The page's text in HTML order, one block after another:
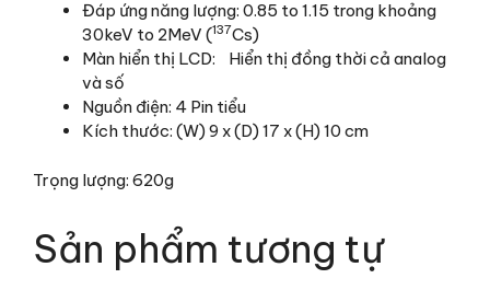
Đáp ứng năng lượng: 0.85 to 1.15 trong khoảng
30keV to 2MeV (137Cs)
Màn hiển thị LCD: Hiển thị đồng thời cả analog
và số
Nguồn điện: 4 Pin tiểu
Kích thước: (W) 9 x (D) 17 x (H) 10 cm
Trọng lượng: 620g
Sản phẩm tương tự